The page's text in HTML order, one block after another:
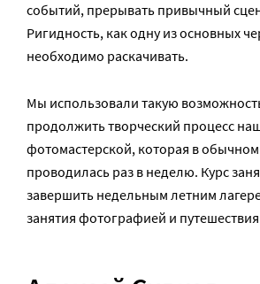
событий, прерывать привычный
Ригидность, как одну из основных
необходимо раскачивать.
Мы использовали такую
продолжить творческий процесс
фотомастерской, которая в
проводилась раз в неделю. Курс
завершить недельным летним
занятия фотографией и